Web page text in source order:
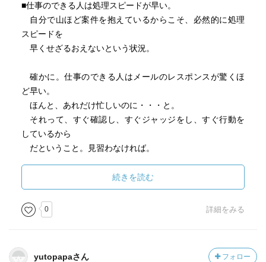
■仕事のできる人は処理スピードが早い。
自分で山ほど案件を抱えているからこそ、必然的に処理
スピードを
早くせざるおえないという状況。
確かに。仕事のできる人はメールのレスポンスが驚くほ
ど早い。
ほんと、あれだけ忙しいのに・・・と。
それって、すぐ確認し、すぐジャッジをし、すぐ行動を
しているから
だということ。見習わなければ。
■仕事というのは、判断業務×実行業務
判断業務：課題をどう解決するか、決める。
実行業務：動いてみていちはやく本当の状況をつかむ
な労力と時間がかかる。
続きを読む
0 詳細をみる
yutopapaさん フォロー